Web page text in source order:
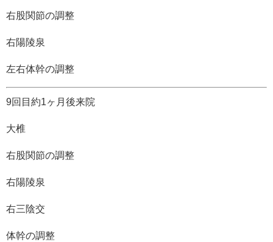
右股関節の調整
右陽陵泉
左右体幹の調整
9回目約1ヶ月後来院
大椎
右股関節の調整
右陽陵泉
右三陰交
体幹の調整